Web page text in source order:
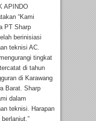
APINDO
“Kami
PT Sharp
berinisiasi
teknisi AC.
tingkat
di tahun
di Karawang
Barat. Sharp
dalam
teknisi. Harapan